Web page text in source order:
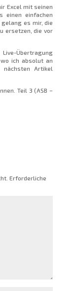
Excel mit seinen
einen einfachen
gelang es mir, die
ersetzen, die vor
Übertragung
ich absolut an
nächsten Artikel
Teil 3 (ASB –
Erforderliche